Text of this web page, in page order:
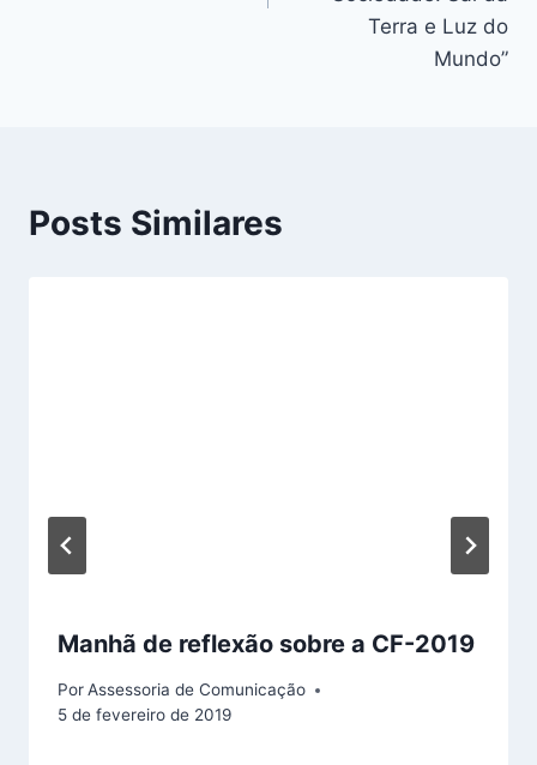
Terra e Luz do
Mundo”
Posts Similares
Manhã de reflexão sobre a CF-2019
PorAssessoria de Comunicação
5 de fevereiro de 2019